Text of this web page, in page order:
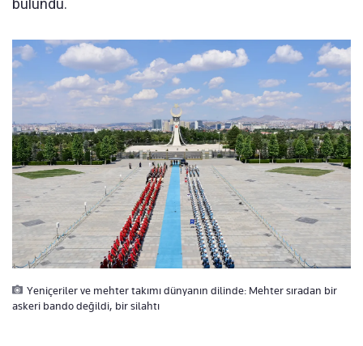
bulundu.
Yeniçeriler ve mehter takımı dünyanın dilinde: Mehter sıradan bir
askeri bando değildi, bir silahtı